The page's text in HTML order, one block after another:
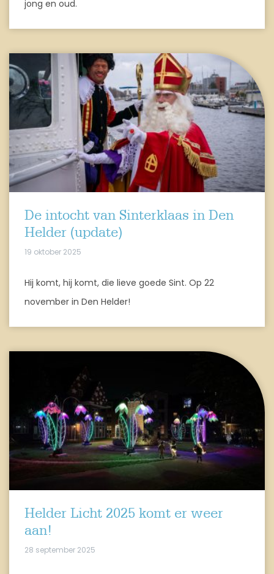
jong en oud.
De intocht van Sinterklaas in Den
Helder (update)
19 oktober 2025
Hij komt, hij komt, die lieve goede Sint. Op 22
november in Den Helder!
Helder Licht 2025 komt er weer
aan!
28 september 2025